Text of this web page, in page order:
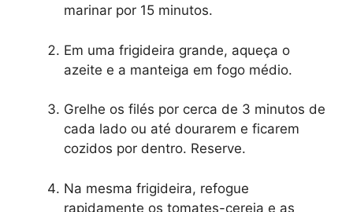
marinar por 15 minutos.
Em uma frigideira grande, aqueça o
azeite e a manteiga em fogo médio.
Grelhe os filés por cerca de 3 minutos de
cada lado ou até dourarem e ficarem
cozidos por dentro. Reserve.
Na mesma frigideira, refogue
rapidamente os tomates-cereja e as